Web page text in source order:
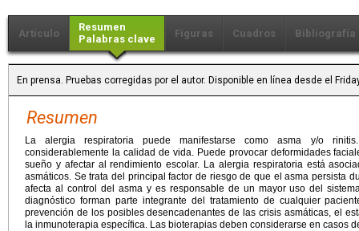
Artículo
Resumen
Palabras clave
Figuras Cuadros Bibliografía
En prensa. Pruebas corregidas por el autor. Disponible en línea desde el
Resumen
La alergia respiratoria puede manifestarse como asma y/o
considerablemente la calidad de vida. Puede provocar deformidades
sueño y afectar al rendimiento escolar. La alergia respiratoria está
asmáticos. Se trata del principal factor de riesgo de que el asma persista
afecta al control del asma y es responsable de un mayor uso del
diagnóstico forman parte integrante del tratamiento de cualquier
prevención de los posibles desencadenantes de las crisis asmáticas, el
la inmunoterapia específica. Las bioterapias deben considerarse en casos